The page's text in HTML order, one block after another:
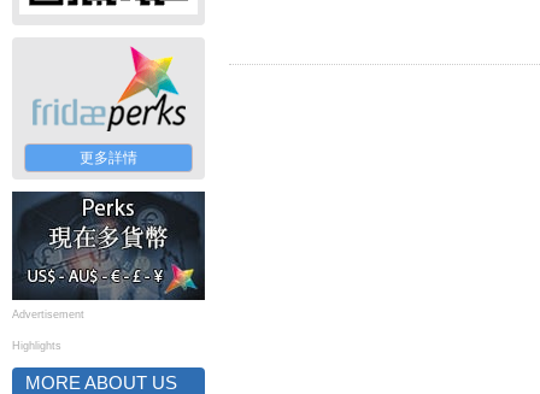
更多詳情
Advertisement
Highlights
MORE ABOUT US